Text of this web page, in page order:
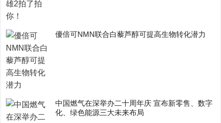
優倍可NMN联合白藜芦醇可提高生物转化潜力
中国燃气在深举办二十周年庆 宣布新零售、数字
化、绿色能源三大未来布局